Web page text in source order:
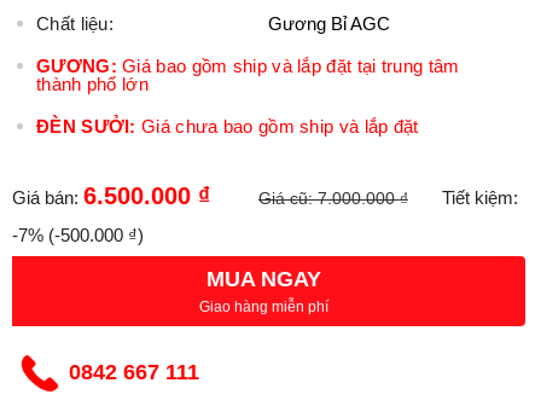
Chất liệu: Gương Bỉ AGC
GƯƠNG: Giá bao gồm ship và lắp đặt tại trung tâm
thành phố lớn
ĐÈN SƯỞI: Giá chưa bao gồm ship và lắp đặt
Giá bán: 6.500.000 ₫ Giá cũ:7.000.000 ₫
Tiết kiệm:
-7% (-500.000 ₫)
MUA NGAY
Giao hàng miễn phí
0842 667 111